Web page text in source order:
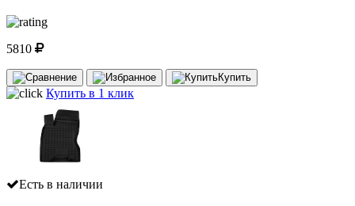
5810
Купить
Купить в 1 клик
Есть в наличии